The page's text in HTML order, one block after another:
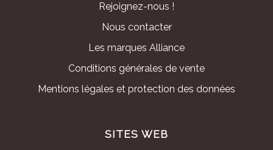
Rejoignez-nous !
Nous contacter
Les marques Alliance
Conditions générales de vente
Mentions légales et protection des données
SITES WEB